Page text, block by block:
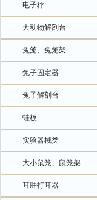
电子秤
大动物解剖台
兔笼、兔笼架
兔子固定器
兔子解剖台
蛙板
实验器械类
大小鼠笼、鼠笼架
耳肿打耳器